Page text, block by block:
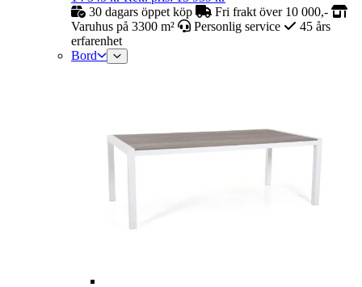
30 dagars öppet köp
Fri frakt över 10 000,-
Varuhus på 3300 m²
Personlig service
45 års
erfarenhet
Bord